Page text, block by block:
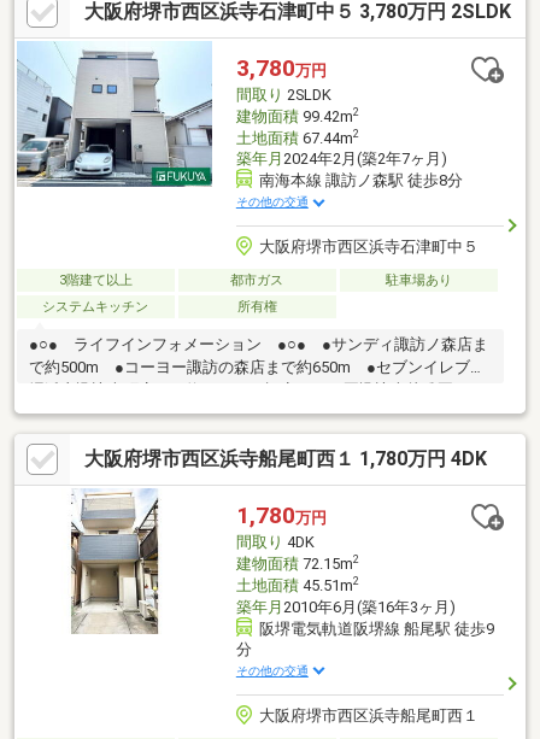
（約33.46坪）◆建物面積160.23㎡（約48.46坪） 1階54.81㎡ 2
階54.81㎡ 3階50.61㎡◆平成10年5月建築◆ダイワハウス施工の
中古戸建て◆阪堺線「東湊」駅まで徒歩8分
大阪府堺市西区浜寺石津町中５ 3,780万円 2SLDK
3,780万円
間取り 2SLDK
建物面積99.42m2
土地面積67.44m2
築年月 2024年2月(築2年7ヶ月)
南海本線 諏訪ノ森駅 徒歩8分
その他の交通
大阪府堺市西区浜寺石津町中５
3階建て以上 都市ガス
駐車場あり
システムキッチン
所有権
●○● ライフインフォメーション ●○● ●サンディ諏訪ノ森店ま
で約500m ●コーヨー諏訪の森店まで約650m ●セブンイレブン
約350m*----*----*----*----*----*----*----*----*----*----*----*----*御内覧ご希
望の際は、お気軽にお問い合わせ下さい。
大阪府堺市西区浜寺船尾町西１ 1,780万円 4DK
1,780万円
間取り 4DK
建物面積72.15m2
土地面積45.51m2
築年月 2010年6月(築16年3ヶ月)
阪堺電気軌道阪堺線 船尾駅 徒歩9
分
その他の交通
大阪府堺市西区浜寺船尾町西１